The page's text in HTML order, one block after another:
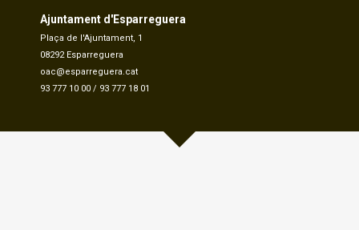
Ajuntament d'Esparreguera
Plaça de l'Ajuntament, 1
08292 Esparreguera
oac@esparreguera.cat
93 777 10 00 / 93 777 18 01